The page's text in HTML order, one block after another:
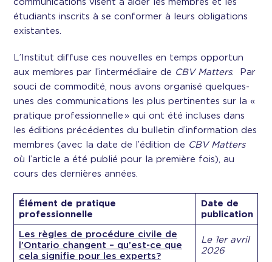
étudiants inscrits à se conformer à leurs obligations
existantes.
L’Institut diffuse ces nouvelles en temps opportun
aux membres par l’intermédiaire de CBV Matters. Par
souci de commodité, nous avons organisé quelques-
unes des communications les plus pertinentes sur la «
pratique professionnelle » qui ont été incluses dans
les éditions précédentes du bulletin d’information des
membres (avec la date de l’édition de CBV Matters
où l’article a été publié pour la première fois), au
cours des dernières années.
Élément de pratique
professionnelle
Date de
publication
Les règles de procédure civile de
l’Ontario changent – qu’est-ce que
cela signifie pour les experts?
Le 1er avril
2026